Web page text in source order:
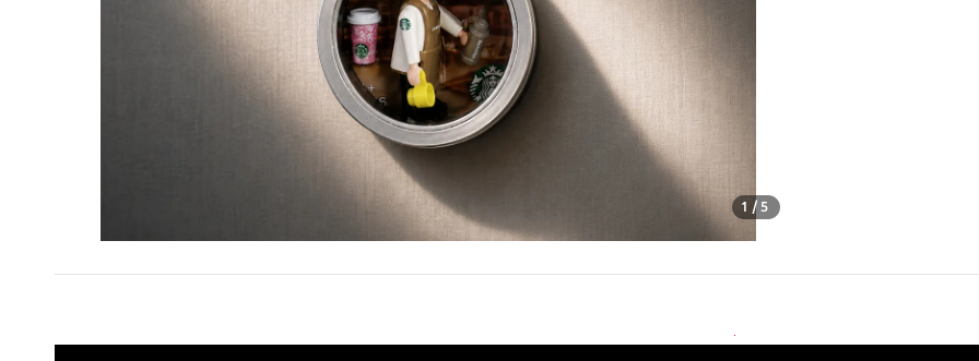
1 /5